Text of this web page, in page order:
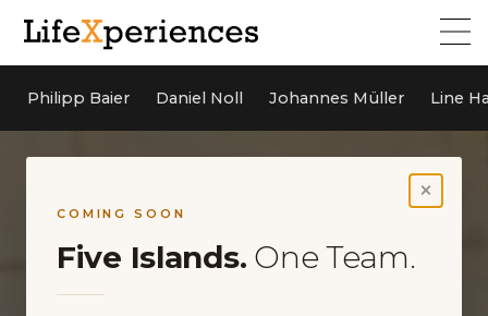
Philipp Baier Daniel Noll Johannes Müller Line
×
COMING SOON
Five Islands. One Team.